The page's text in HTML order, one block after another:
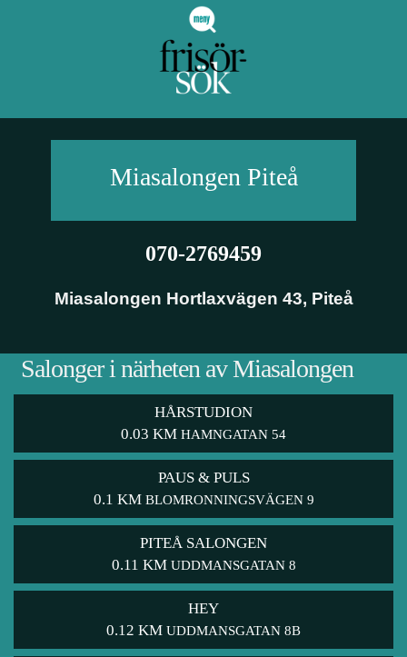
MiasalongenPiteå
070-2769459
Miasalongen Hortlaxvägen 43, Piteå
Salonger i närheten av Miasalongen
HÅRSTUDION
0.03 KM HAMNGATAN 54
PAUS & PULS
0.1 KM BLOMRONNINGSVÄGEN 9
PITEÅ SALONGEN
0.11 KM UDDMANSGATAN 8
HEY
0.12 KM UDDMANSGATAN 8B